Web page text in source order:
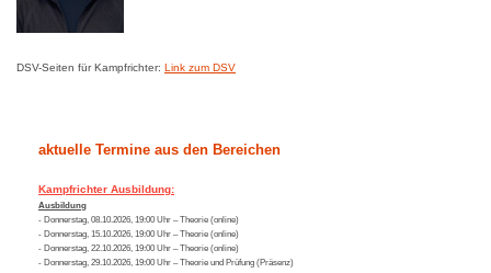
DSV-Seiten für Kampfrichter: Link zum DSV
aktuelle Termine aus den Bereichen
Kampfrichter Ausbildung:
Ausbildung
- Donnerstag, 08.10.2026, 19:00 Uhr – Theorie (online)
- Donnerstag, 15.10.2026, 19:00 Uhr – Theorie (online)
- Donnerstag, 22.10.2026, 19:00 Uhr – Theorie (online)
- Donnerstag, 29.10.2026, 19:00 Uhr – Theorie und Prüfung (Präsenz)